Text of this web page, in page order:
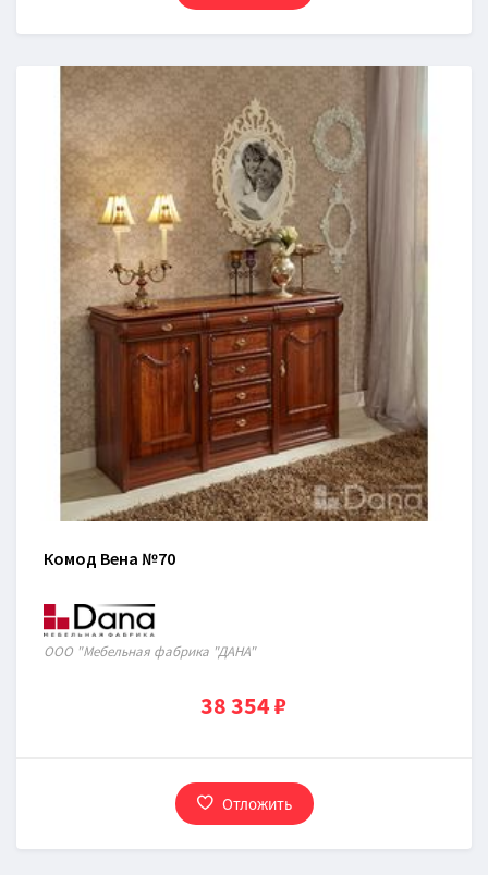
Комод Вена №70
ООО "Мебельная фабрика "ДАНА"
38 354 ₽
Отложить